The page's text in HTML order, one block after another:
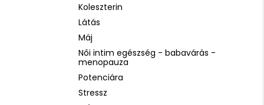
Koleszterin
Látás
Máj
Női intim egészség - babavárás -
menopauza
Potenciára
Stressz